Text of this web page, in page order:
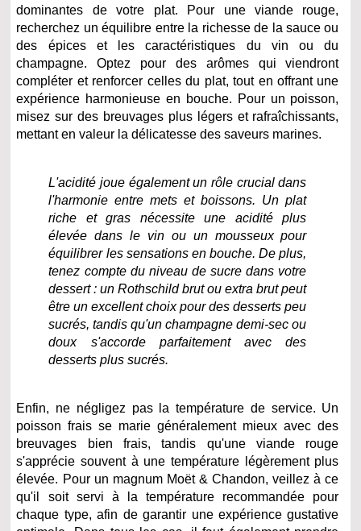
dominantes de votre plat. Pour une viande rouge,
recherchez un équilibre entre la richesse de la sauce ou
des épices et les caractéristiques du vin ou du
champagne. Optez pour des arômes qui viendront
compléter et renforcer celles du plat, tout en offrant une
expérience harmonieuse en bouche. Pour un poisson,
misez sur des breuvages plus légers et rafraîchissants,
mettant en valeur la délicatesse des saveurs marines.
L'acidité joue également un rôle crucial dans
l'harmonie entre mets et boissons. Un plat
riche et gras nécessite une acidité plus
élevée dans le vin ou un mousseux pour
équilibrer les sensations en bouche. De plus,
tenez compte du niveau de sucre dans votre
dessert : un Rothschild brut ou extra brut peut
être un excellent choix pour des desserts peu
sucrés, tandis qu'un champagne demi-sec ou
doux s'accorde parfaitement avec des
desserts plus sucrés.
Enfin, ne négligez pas la température de service. Un
poisson frais se marie généralement mieux avec des
breuvages bien frais, tandis qu'une viande rouge
s'apprécie souvent à une température légèrement plus
élevée. Pour un magnum Moët & Chandon, veillez à ce
qu'il soit servi à la température recommandée pour
chaque type, afin de garantir une expérience gustative